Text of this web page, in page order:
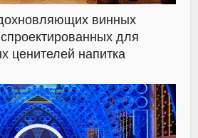
винных
для
ценителей напитка